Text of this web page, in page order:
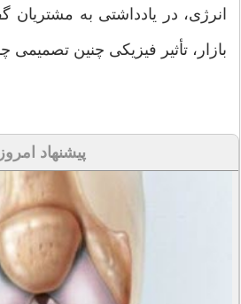
انرژی، در یادداشتی به
بازار، تأثیر فیزیکی چنین تصمیمی
پیشنهاد امروز